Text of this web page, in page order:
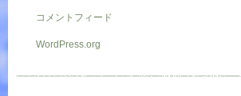
コメントフィード
WordPress.org